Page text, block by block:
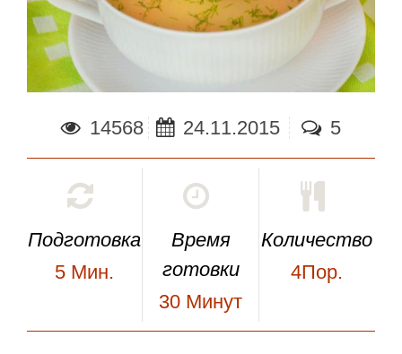
14568 24.11.2015 5
Подготовка
5 Мин.
Время
готовки
30 Минут
Количество
4Пор.